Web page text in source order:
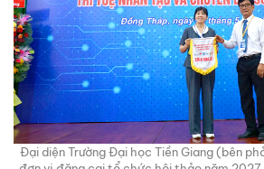
Đại diện Trường Đại học Tiền Giang (bên